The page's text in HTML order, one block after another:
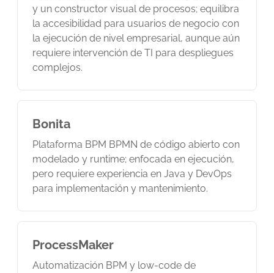
y un constructor visual de procesos; equilibra
la accesibilidad para usuarios de negocio con
la ejecución de nivel empresarial, aunque aún
requiere intervención de TI para despliegues
complejos.
Bonita
Plataforma BPM BPMN de código abierto con
modelado y runtime; enfocada en ejecución,
pero requiere experiencia en Java y DevOps
para implementación y mantenimiento.
ProcessMaker
Automatización BPM y low-code de